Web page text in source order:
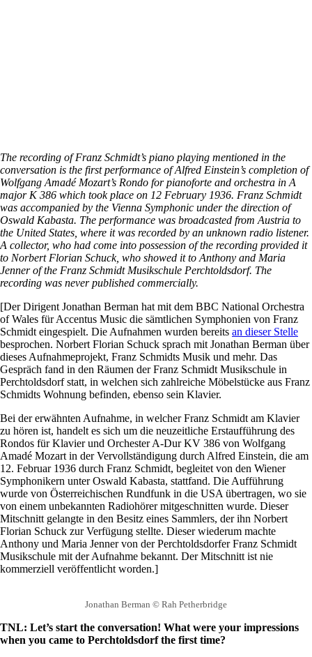
The recording of Franz Schmidt’s piano playing mentioned in the
conversation is the first performance of Alfred Einstein’s completion of
Wolfgang Amadé Mozart’s Rondo for pianoforte and orchestra in A
major K 386 which took place on 12 February 1936. Franz Schmidt
was accompanied by the Vienna Symphonic under the direction of
Oswald Kabasta. The performance was broadcasted from Austria to
the United States, where it was recorded by an unknown radio listener.
A collector, who had come into possession of the recording provided it
to Norbert Florian Schuck, who showed it to Anthony and Maria
Jenner of the Franz Schmidt Musikschule Perchtoldsdorf. The
recording was never published commercially.
[Der Dirigent Jonathan Berman hat mit dem BBC National Orchestra
of Wales für Accentus Music die sämtlichen Symphonien von Franz
Schmidt eingespielt. Die Aufnahmen wurden bereits an dieser Stelle
besprochen. Norbert Florian Schuck sprach mit Jonathan Berman über
dieses Aufnahmeprojekt, Franz Schmidts Musik und mehr. Das
Gespräch fand in den Räumen der Franz Schmidt Musikschule in
Perchtoldsdorf statt, in welchen sich zahlreiche Möbelstücke aus Franz
Schmidts Wohnung befinden, ebenso sein Klavier.
Bei der erwähnten Aufnahme, in welcher Franz Schmidt am Klavier
zu hören ist, handelt es sich um die neuzeitliche Erstaufführung des
Rondos für Klavier und Orchester A-Dur KV 386 von Wolfgang
Amadé Mozart in der Vervollständigung durch Alfred Einstein, die am
12. Februar 1936 durch Franz Schmidt, begleitet von den Wiener
Symphonikern unter Oswald Kabasta, stattfand. Die Aufführung
wurde von Österreichischen Rundfunk in die USA übertragen, wo sie
von einem unbekannten Radiohörer mitgeschnitten wurde. Dieser
Mitschnitt gelangte in den Besitz eines Sammlers, der ihn Norbert
Florian Schuck zur Verfügung stellte. Dieser wiederum machte
Anthony und Maria Jenner von der Perchtoldsdorfer Franz Schmidt
Musikschule mit der Aufnahme bekannt. Der Mitschnitt ist nie
kommerziell veröffentlicht worden.]
Jonathan Berman © Rah Petherbridge
TNL: Let’s start the conversation! What were your impressions
when you came to Perchtoldsdorf the first time?